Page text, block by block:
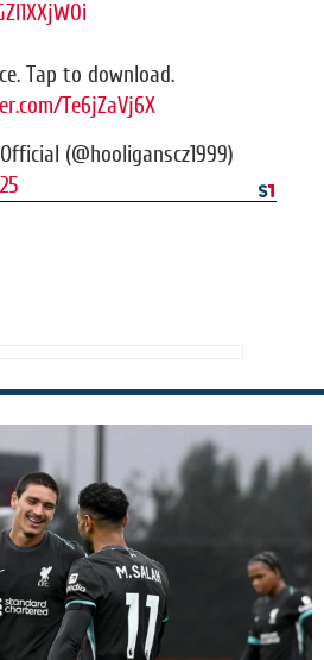
Tap to download.
Te6jZaVj6X
(@hooliganscz1999)